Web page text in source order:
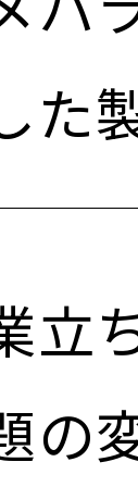
た
立
の